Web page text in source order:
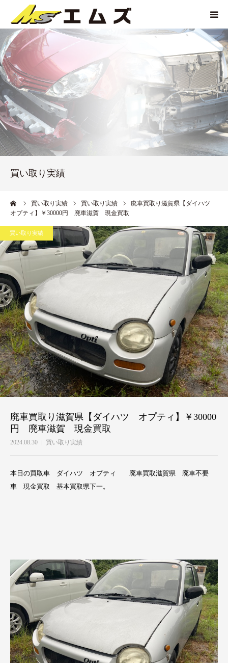
買い取り実績
買い取り実績 買い取り実績
廃車買取り滋賀県【ダイハツ
オプティ】￥30000円 廃車滋賀 現金買取
買い取り実績
廃車買取り滋賀県【ダイハツ オプティ】￥30000
円 廃車滋賀 現金買取
2024.08.30 買い取り実績
本日の買取車 ダイハツ オプティ 廃車買取滋賀県 廃車不要
車 現金買取 基本買取県下一。
HOME
企業紹介
サービス紹介
お問い合わせ